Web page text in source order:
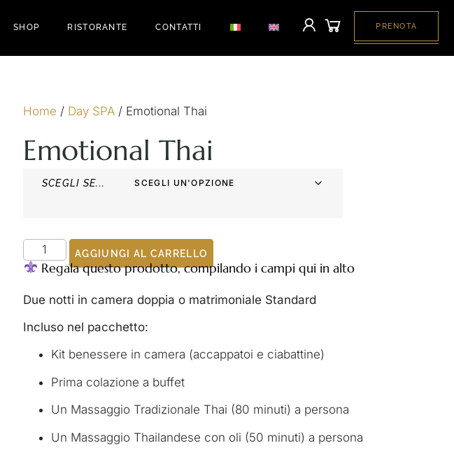
SHOP RISTORANTE CONTATTI PRENOTA
Home / Day SPA / Emotional Thai
Emotional Thai
SCEGLI SE...
AGGIUNGI AL CARRELLO
Regala questo prodotto, compilando i campi qui in alto
Due notti in camera doppia o matrimoniale Standard
Incluso nel pacchetto:
Kit benessere in camera (accappatoi e ciabattine)
Prima colazione a buffet
Un Massaggio Tradizionale Thai (80 minuti) a persona
Un Massaggio Thailandese con oli (50 minuti) a persona